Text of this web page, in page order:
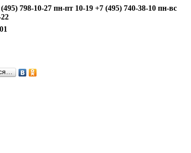
798-10-27 пн-пт 10-19 +7 (495) 740-38-10 пн-вс